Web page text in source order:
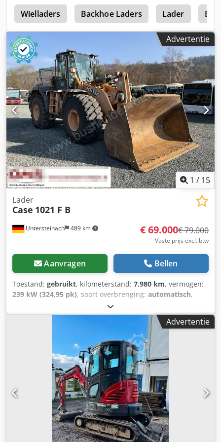
Wielladers Backhoe Laders Lader
Advertentie
1 / 15
Untersteinach 489 km
Lader
Case 1021 F B
€ 69.000€ 79.000
Vaste prijs excl. btw
Aanvragen Bellen
Toestand: gebruikt, kilometerstand: 7.980 km, vermogen:
239 kW (324,95 pk), soort overbrenging: automatisch,
geel
01/2013, Bouwjaar:2013, Uitrusting:airconditioning, =
Verdere opties en accessoires = - Airconditioning - Radio -
Stuurbekrachtiging - Zonneklep = Opmerkingen =
+++Gewicht: 24.000 kg Km/h+++ +++4x4+++ +++Banden
26,5xR25 90%+++ +++Werklampen+++
+++Trillingsdemper+++ +++Differentieelslot vooras+++
+++Schop 3,6 m³+++ +++Weegschaal+++ - Algemeen: -
Motor: Case - Transmissie: Automaat - Totaal aantal
zitplaatsen: 1 - Veiligheid: - Achteruitrijcamera -
Passagiersruimte: - Airconditioning - Ventilatienozzles -
Exterieur: - Stuurbekrachtiging - Zonneklep -
Bestuurdersdeur - Audio, communicatie, elektronica: -
Radio Csdpfxsy Hu U Aj Acaoha - Overig: Afmetingen
Advertentie